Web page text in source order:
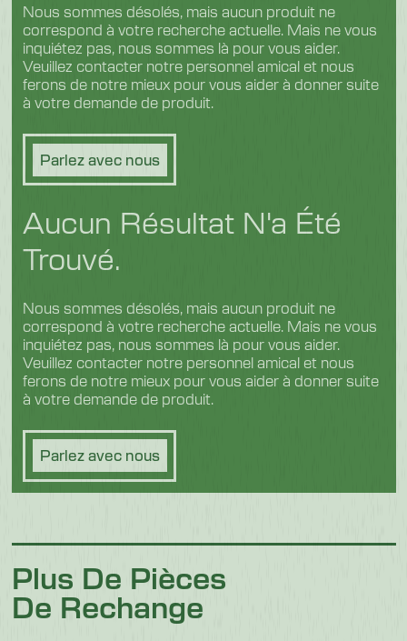
Nous sommes désolés, mais aucun produit ne
correspond à votre recherche actuelle. Mais ne vous
inquiétez pas, nous sommes là pour vous aider.
Veuillez contacter notre personnel amical et nous
ferons de notre mieux pour vous aider à donner suite
à votre demande de produit.
Parlez avec nous
Aucun Résultat N'a Été
Trouvé.
Nous sommes désolés, mais aucun produit ne
correspond à votre recherche actuelle. Mais ne vous
inquiétez pas, nous sommes là pour vous aider.
Veuillez contacter notre personnel amical et nous
ferons de notre mieux pour vous aider à donner suite
à votre demande de produit.
Parlez avec nous
Plus De Pièces
De Rechange